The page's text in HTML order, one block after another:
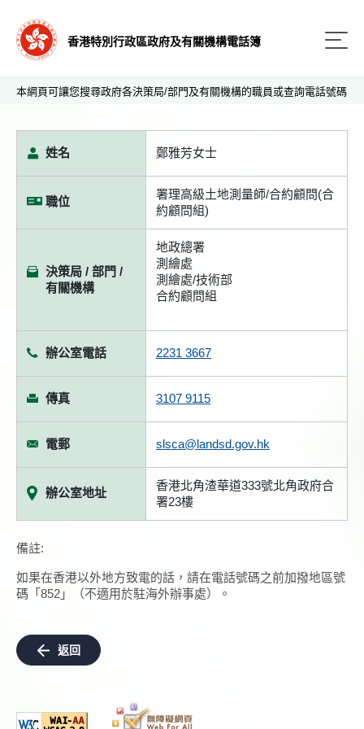
香港特別行政區政府及有關機構電話簿
本網頁可讓您搜尋政府各決策局/部門及有關機構的職員或查詢電話號碼
姓名 鄭雅芳女士
職位
署理高級土地測量師/合約顧問(合
約顧問組)
決策局 / 部門 /
有關機構
地政總署
測繪處
測繪處/技術部
合約顧問組
辦公室電話 2231 3667
傳真 3107 9115
電郵 slsca@landsd.gov.hk
辦公室地址
香港北角渣華道333號北角政府合
署23樓
備註:
如果在香港以外地方致電的話，請在電話號碼之前加撥地區號
碼「852」（不適用於駐海外辦事處）。
返回